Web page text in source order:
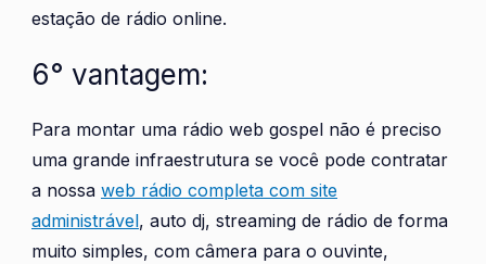
estação de rádio online.
6° vantagem:
Para montar uma rádio web gospel não é preciso
uma grande infraestrutura se você pode contratar
a nossa web rádio completa com site
administrável, auto dj, streaming de rádio de forma
muito simples, com câmera para o ouvinte,